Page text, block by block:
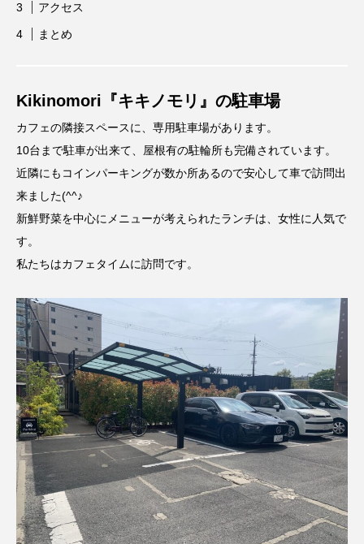
アクセス
まとめ
Kikinomori『キキノモリ』の駐車場
カフェの隣接スペースに、専用駐車場があります。
10台まで駐車が出来て、屋根有の駐輪所も完備されています。
近隣にもコインパーキングが数か所あるので安心して車で訪問出
来ました(^^♪
新鮮野菜を中心にメニューが考えられたランチは、女性に人気で
す。
私たちはカフェタイムに訪問です。